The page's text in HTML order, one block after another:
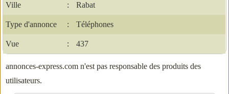
Ville : Rabat
Type d'annonce : Téléphones
Vue : 437
annonces-express.com n'est pas responsable des produits des
utilisateurs.